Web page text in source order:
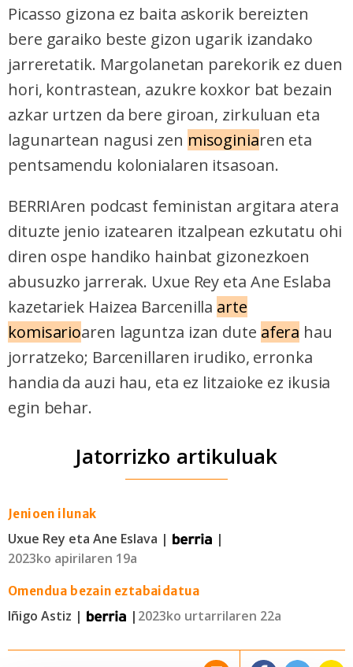
Picasso gizona ez baita askorik bereizten
bere garaiko beste gizon ugarik izandako
jarreretatik. Margolanetan parekorik ez duen
hori, kontrastean, azukre koxkor bat bezain
azkar urtzen da bere giroan, zirkuluan eta
lagunartean nagusi zen misoginiaren eta
pentsamendu kolonialaren itsasoan.
BERRIAren podcast feministan argitara atera
dituzte jenio izatearen itzalpean ezkutatu ohi
diren ospe handiko hainbat gizonezkoen
abusuzko jarrerak. Uxue Rey eta Ane Eslaba
kazetariek Haizea Barcenilla arte
komisarioaren laguntza izan dute afera hau
jorratzeko; Barcenillaren irudiko, erronka
handia da auzi hau, eta ez litzaioke ez ikusia
egin behar.
Jatorrizko artikuluak
Jenioen ilunak
Uxue Rey eta Ane Eslava |
|
2023ko apirilaren 19a
Omendua bezain eztabaidatua
Iñigo Astiz | | 2023ko urtarrilaren 22a